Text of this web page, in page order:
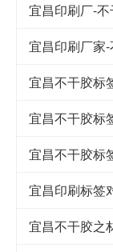
宜昌印刷厂-
宜昌印刷厂家
宜昌不干胶标
宜昌不干胶标
宜昌​不干胶标
宜昌印刷标签
宜昌不干胶之